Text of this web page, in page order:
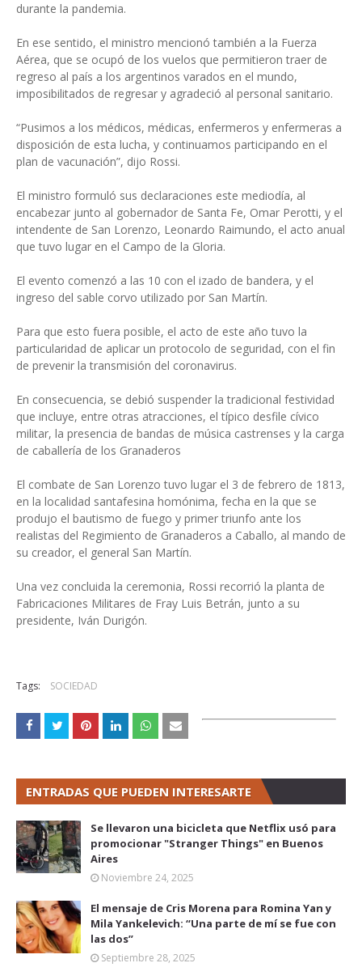
durante la pandemia.
En ese sentido, el ministro mencionó también a la Fuerza
Aérea, que se ocupó de los vuelos que permitieron traer de
regreso al país a los argentinos varados en el mundo,
imposibilitados de regresar y agradeció al personal sanitario.
“Pusimos a los médicos, médicas, enfermeros y enfermeras a
disposición de esta lucha, y continuamos participando en el
plan de vacunación”, dijo Rossi.
El ministro formuló sus declaraciones este mediodía, al
encabezar junto al gobernador de Santa Fe, Omar Perotti, y el
intendente de San Lorenzo, Leonardo Raimundo, el acto anual
que tuvo lugar en el Campo de la Gloria.
El evento comenzó a las 10 con el izado de bandera, y el
ingreso del sable corvo utilizado por San Martín.
Para que esto fuera posible, el acto de este año tuvo la
particularidad de aplicar un protocolo de seguridad, con el fin
de prevenir la transmisión del coronavirus.
En consecuencia, se debió suspender la tradicional festividad
que incluye, entre otras atracciones, el típico desfile cívico
militar, la presencia de bandas de música castrenses y la carga
de caballería de los Granaderos
El combate de San Lorenzo tuvo lugar el 3 de febrero de 1813,
en la localidad santafesina homónima, fecha en la que se
produjo el bautismo de fuego y primer triunfo ante los
realistas del Regimiento de Granaderos a Caballo, al mando de
su creador, el general San Martín.
Una vez concluida la ceremonia, Rossi recorrió la planta de
Fabricaciones Militares de Fray Luis Betrán, junto a su
presidente, Iván Durigón.
Tags: SOCIEDAD
ENTRADAS QUE PUEDEN INTERESARTE
Se llevaron una bicicleta que Netflix usó para
promocionar "Stranger Things" en Buenos
Aires
Noviembre 24, 2025
El mensaje de Cris Morena para Romina Yan y
Mila Yankelevich: “Una parte de mí se fue con
las dos”
Septiembre 28, 2025